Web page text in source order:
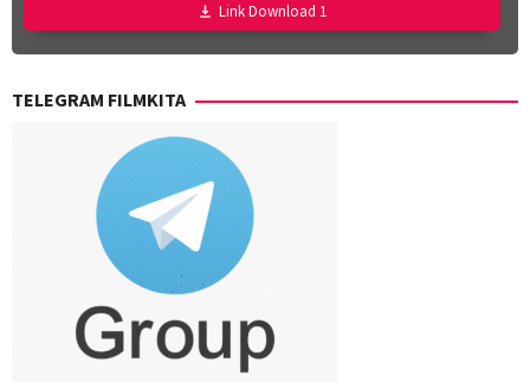
Link Download 1
TELEGRAM FILMKITA